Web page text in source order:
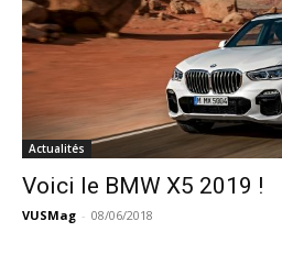
Actualités
Voici le BMW X5 2019 !
VUSMag - 08/06/2018